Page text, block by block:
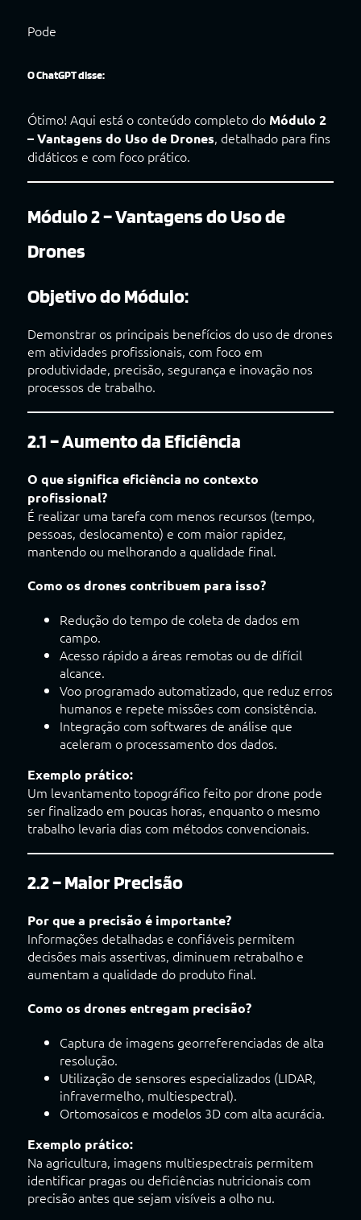
Pode
O ChatGPT disse:
Ótimo! Aqui está o conteúdo completo do Módulo 2
– Vantagens do Uso de Drones, detalhado para fins
didáticos e com foco prático.
Módulo 2 – Vantagens do Uso de
Drones
Objetivo do Módulo:
Demonstrar os principais benefícios do uso de drones
em atividades profissionais, com foco em
produtividade, precisão, segurança e inovação nos
processos de trabalho.
2.1 – Aumento da Eficiência
O que significa eficiência no contexto
profissional?
É realizar uma tarefa com menos recursos (tempo,
pessoas, deslocamento) e com maior rapidez,
mantendo ou melhorando a qualidade final.
Como os drones contribuem para isso?
Redução do tempo de coleta de dados em
campo.
Acesso rápido a áreas remotas ou de difícil
alcance.
Voo programado automatizado, que reduz erros
humanos e repete missões com consistência.
Integração com softwares de análise que
aceleram o processamento dos dados.
Exemplo prático:
Um levantamento topográfico feito por drone pode
ser finalizado em poucas horas, enquanto o mesmo
trabalho levaria dias com métodos convencionais.
2.2 – Maior Precisão
Por que a precisão é importante?
Informações detalhadas e confiáveis permitem
decisões mais assertivas, diminuem retrabalho e
aumentam a qualidade do produto final.
Como os drones entregam precisão?
Captura de imagens georreferenciadas de alta
resolução.
Utilização de sensores especializados (LIDAR,
infravermelho, multiespectral).
Ortomosaicos e modelos 3D com alta acurácia.
Exemplo prático:
Na agricultura, imagens multiespectrais permitem
identificar pragas ou deficiências nutricionais com
precisão antes que sejam visíveis a olho nu.